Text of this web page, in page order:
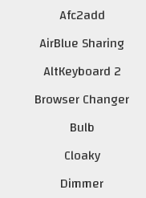
Afc2add
AirBlue Sharing
AltKeyboard 2
Browser Changer
Bulb
Cloaky
Dimmer